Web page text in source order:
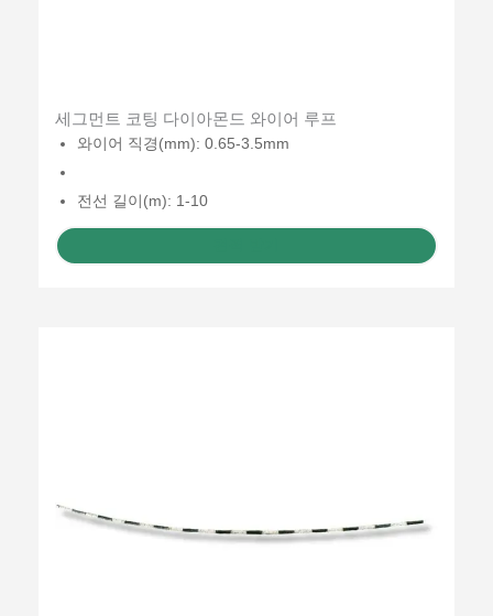
세그먼트 코팅 다이아몬드 와이어 루프
와이어 직경(mm): 0.65-3.5mm
전선 길이(m): 1-10